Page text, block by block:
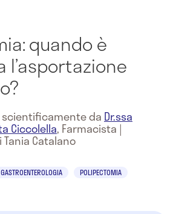
quando è
l’asportazione
da Dr.ssa
Ciccolella, Farmacista |
Tania Catalano
GASTROENTEROLOGIA
POLIPECTOMIA